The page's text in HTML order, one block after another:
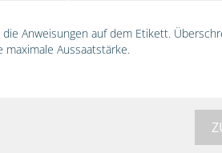
Anweisungen auf dem Etikett.
maximale Aussaatstärke.